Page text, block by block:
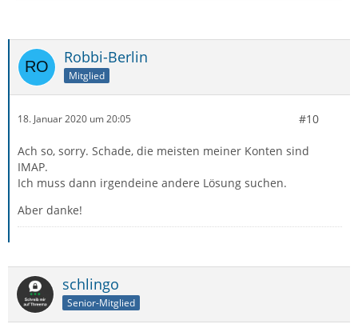
Robbi-Berlin
Mitglied
18. Januar 2020 um 20:05 #10
Ach so, sorry. Schade, die meisten meiner Konten sind
IMAP.
Ich muss dann irgendeine andere Lösung suchen.
Aber danke!
schlingo
Senior-Mitglied